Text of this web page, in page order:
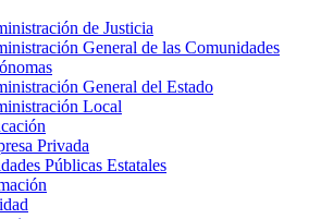
de Justicia
General de las Comunidades
General del Estado
Local
Privada
Públicas Estatales